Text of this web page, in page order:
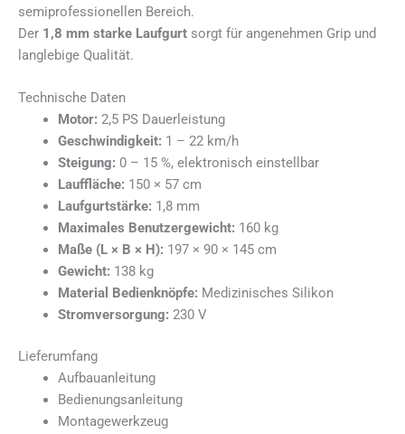
semiprofessionellen Bereich.
Der 1,8 mm starke Laufgurt sorgt für angenehmen Grip und
langlebige Qualität.
Technische Daten
Motor: 2,5 PS Dauerleistung
Geschwindigkeit: 1 – 22 km/h
Steigung: 0 – 15 %, elektronisch einstellbar
Lauffläche: 150 × 57 cm
Laufgurtstärke: 1,8 mm
Maximales Benutzergewicht: 160 kg
Maße (L × B × H): 197 × 90 × 145 cm
Gewicht: 138 kg
Material Bedienknöpfe: Medizinisches Silikon
Stromversorgung: 230 V
Lieferumfang
Aufbauanleitung
Bedienungsanleitung
Montagewerkzeug